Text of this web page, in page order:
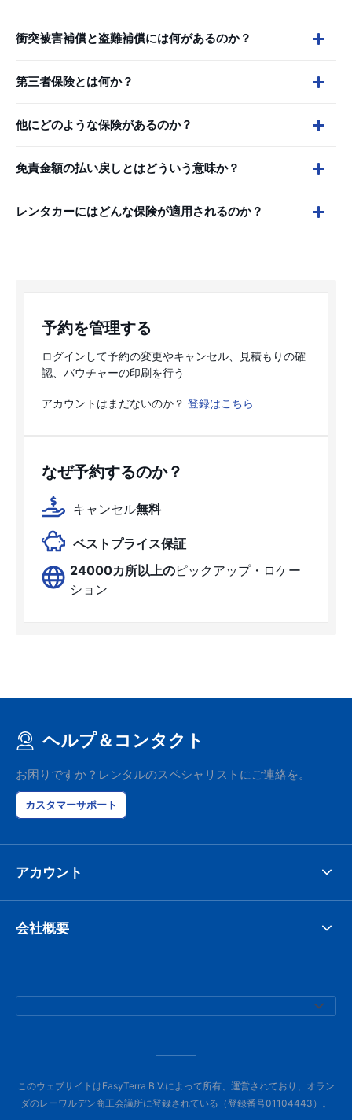
衝突被害補償と盗難補償には何があるのか？
第三者保険とは何か？
他にどのような保険があるのか？
免責金額の払い戻しとはどういう意味か？
レンタカーにはどんな保険が適用されるのか？
予約を管理する
ログインして予約の変更やキャンセル、見積もりの確
認、バウチャーの印刷を行う
アカウントはまだないのか？ 登録はこちら
なぜ予約するのか？
キャンセル無料
ベストプライス保証
24000カ所以上のピックアップ・ロケー
ション
ヘルプ＆コンタクト
お困りですか？レンタルのスペシャリストにご連絡を。
カスタマーサポート
アカウント
会社概要
このウェブサイトはEasyTerra B.V.によって所有、運営されており、オラン
ダのレーワルデン商工会議所に登録されている（登録番号01104443）。